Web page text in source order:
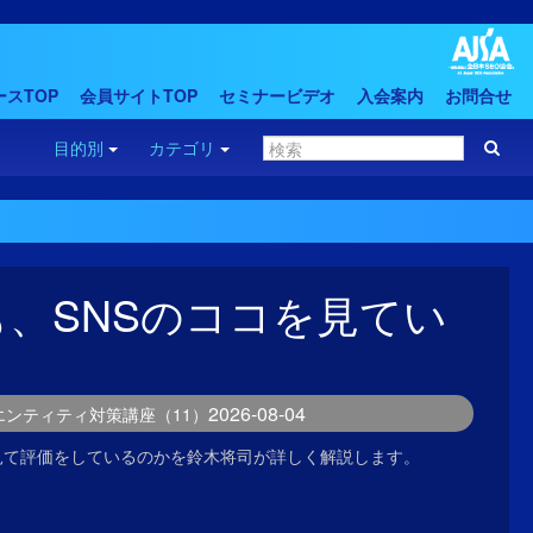
スTOP 会員サイトTOP セミナービデオ 入会案内 お問合せ
目的別 カテゴリ
SNSのココを見てい
ティティ対策講座（11） 2026-08-04
評価をしているのかを鈴木将司が詳しく解説します。